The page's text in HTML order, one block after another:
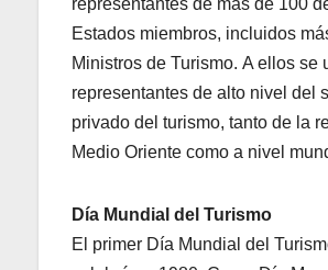
representantes de más de 100
Estados miembros, incluidos
Ministros de Turismo. A ellos se
representantes de alto nivel del
privado del turismo, tanto de la
Medio Oriente como a nivel
Día Mundial del Turismo
El primer Día Mundial del